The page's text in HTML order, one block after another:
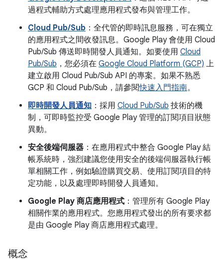
過程式輔助方式處理應用程式發布與管理工作。
Cloud Pub/Sub ：全代管的即時訊息服務，可在獨立
的應用程式之間收發訊息。Google Play 會使用 Cloud
Pub/Sub 傳送即時開發人員通知。如要使用 Cloud
Pub/Sub ，您必須在 Google Cloud Platform (GCP) 上
建立啟用 Cloud Pub/Sub API 的專案。如果不熟悉
GCP 和 Cloud Pub/Sub，請參閱快速入門指南。
即時開發人員通知 ：採用 Cloud Pub/Sub 技術的機
制，可即時監控受 Google Play 管理的訂閱項目狀態
異動。
安全後端伺服器 ：在應用程式中整合 Google Play 結
帳系統時，強烈建議您使用安全的後端伺服器執行帳
單相關工作，例如驗證購買交易、使用訂閱項目的特
定功能，以及處理即時開發人員通知。
Google Play 商店應用程式 ：管理所有 Google Play
相關作業的應用程式。您應用程式發出的所有要求都
是由 Google Play 商店應用程式處理。
概念